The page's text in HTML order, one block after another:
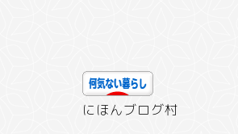
にほんブログ村